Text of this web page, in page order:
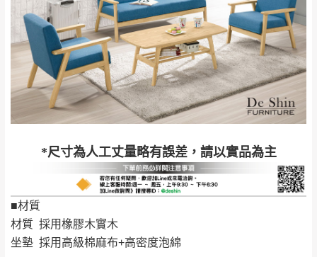
*尺寸為人工丈量略有誤差，請以實品為主
■材質
材質 採用橡膠木實木
坐墊 採用高級棉麻布+高密度泡綿
苗栗
$ 9,000以下：
NT$500元
＊A108產品另收運費
安鄉、大湖鄉、頭
屋、獅潭鄉
配送天數：5~14天
到貨時間：指定送貨日當天以電話聯絡確認
台北市、新北市地區固定每周(三)、(日)兩天收送貨
暫無配送地區： 彰化、南投、雲林、嘉義、台南、高
雄、屏東、宜蘭、 花蓮、台東、金門、馬祖、澎湖地區
發票寄送：
若您選擇三聯式或索取兩聯式發票，發票將於商品
完成出貨15個工作天另行寄出，另外約加上2~7個
工作天內送達，如遇國定假日將順延寄送。
退換貨說明：
公司客服人員，我們將為您更換新品，運費
皆由本站負責，所有退回及換貨之商品必須
是全新狀態且完整包裝，床墊、床包、枕頭
包裝、廠商紙及所有附隨文件或資料之完整
性)，若未依照上述方式處理，恕無法接受退